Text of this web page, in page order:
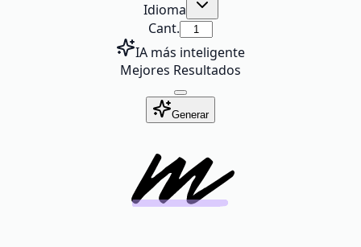
Idioma
Cant.
IA más inteligente
Mejores Resultados
Generar